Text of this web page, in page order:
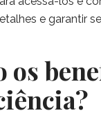
e garantir
os